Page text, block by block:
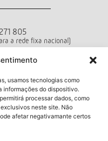
usamos tecnologias como
informações do dispositivo.
processar dados, como
neste site. Não
afetar negativamante certos
805
a rede fixa nacional)
de Vendas
às 18h00
Livro de Reclamações